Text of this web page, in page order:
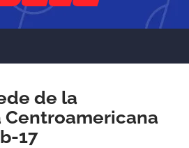
de la
17